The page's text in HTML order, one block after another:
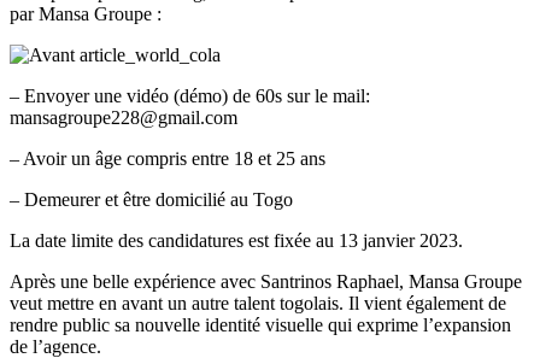
par Mansa Groupe :
– Envoyer une vidéo (démo) de 60s sur le mail:
mansagroupe228@gmail.com
– Avoir un âge compris entre 18 et 25 ans
– Demeurer et être domicilié au Togo
La date limite des candidatures est fixée au 13 janvier 2023.
Après une belle expérience avec Santrinos Raphael, Mansa Groupe
veut mettre en avant un autre talent togolais. Il vient également de
rendre public sa nouvelle identité visuelle qui exprime l’expansion
de l’agence.